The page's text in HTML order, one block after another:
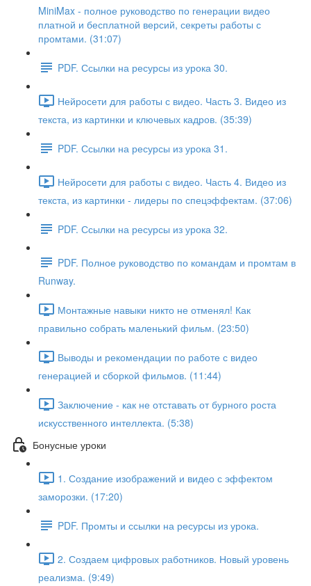
MiniMax - полное руководство по генерации видео
платной и бесплатной версий, секреты работы с
промтами. (31:07)
PDF. Ссылки на ресурсы из урока 30.
Нейросети для работы с видео. Часть 3. Видео из
текста, из картинки и ключевых кадров. (35:39)
PDF. Ссылки на ресурсы из урока 31.
Нейросети для работы с видео. Часть 4. Видео из
текста, из картинки - лидеры по спецэффектам. (37:06)
PDF. Ссылки на ресурсы из урока 32.
PDF. Полное руководство по командам и промтам в
Runway.
Монтажные навыки никто не отменял! Как
правильно собрать маленький фильм. (23:50)
Выводы и рекомендации по работе с видео
генерацией и сборкой фильмов. (11:44)
Заключение - как не отставать от бурного роста
искусственного интеллекта. (5:38)
Бонусные уроки
1. Создание изображений и видео с эффектом
заморозки. (17:20)
PDF. Промты и ссылки на ресурсы из урока.
2. Создаем цифровых работников. Новый уровень
реализма. (9:49)